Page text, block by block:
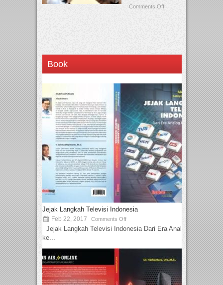
Comments Off
Book
Jejak Langkah Televisi Indonesia
Feb 22, 2017 Comments Off
Jejak Langkah Televisi Indonesia Dari Era Analog
ke...